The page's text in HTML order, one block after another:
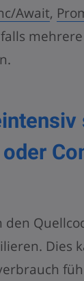
Await,
den
Dies